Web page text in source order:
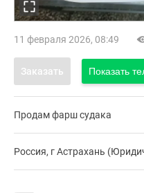
11 февраля 2026, 08:49
Заказать Показать
Продам фарш судака
Россия, г Астрахань